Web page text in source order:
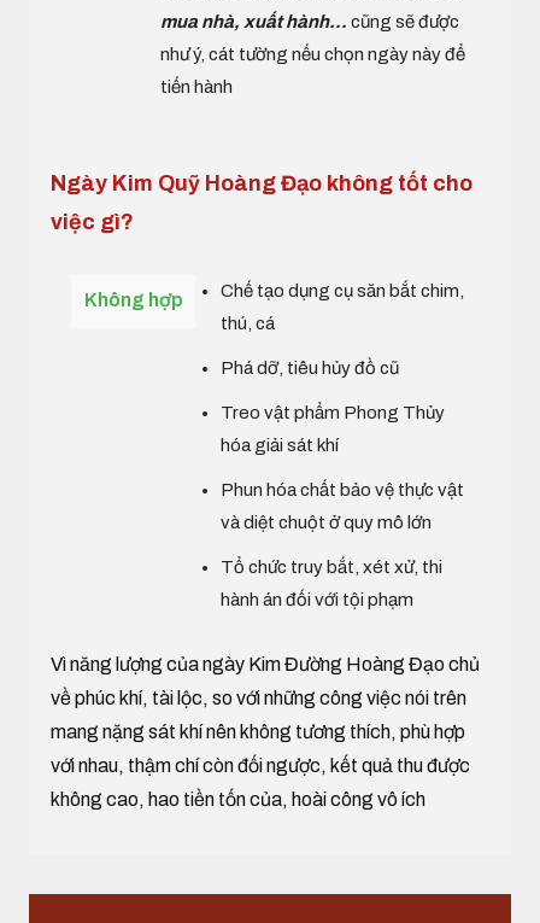
mua nhà, xuất hành... cũng sẽ được
như ý, cát tường nếu chọn ngày này để
tiến hành
Ngày Kim Quỹ Hoàng Đạo không tốt cho
việc gì?
Không hợp
Chế tạo dụng cụ săn bắt chim,
thú, cá
Phá dỡ, tiêu hủy đồ cũ
Treo vật phẩm Phong Thủy
hóa giải sát khí
Phun hóa chất bảo vệ thực vật
và diệt chuột ở quy mô lớn
Tổ chức truy bắt, xét xử, thi
hành án đối với tội phạm
Vì năng lượng của ngày Kim Đường Hoàng Đạo chủ
về phúc khí, tài lộc, so với những công việc nói trên
mang nặng sát khí nên không tương thích, phù hợp
với nhau, thậm chí còn đối ngược, kết quả thu được
không cao, hao tiền tốn của, hoài công vô ích